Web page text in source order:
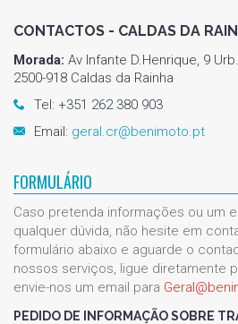
CONTACTOS - CALDAS DA
Morada: Av Infante D.Henrique, 9
2500-918 Caldas da Rainha
Tel: +351 262 380 903
Email: geral.cr@benimoto.pt
FORMULÁRIO
Caso pretenda informações ou um
qualquer dúvida, não hesite em
formulário abaixo e aguarde o
nossos serviços, ligue diretamente
envie-nos um email para
PEDIDO DE INFORMAÇÃO SOBRE